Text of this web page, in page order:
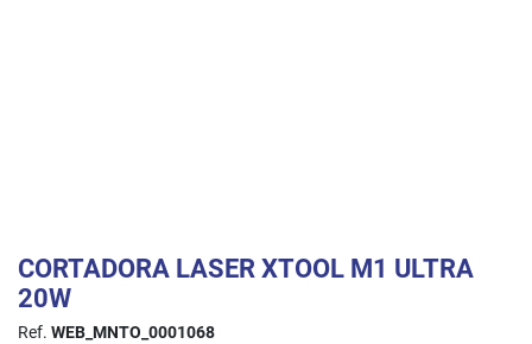
CORTADORA LASER XTOOL M1 ULTRA
20W
Ref. WEB_MNTO_0001068